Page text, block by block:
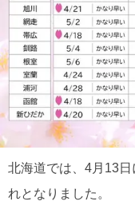
北海道では、4月13
れとなりました。